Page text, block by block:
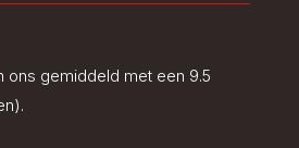
ons gemiddeld met een 9.5